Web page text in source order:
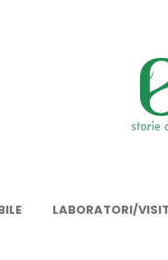
LABORATORI/